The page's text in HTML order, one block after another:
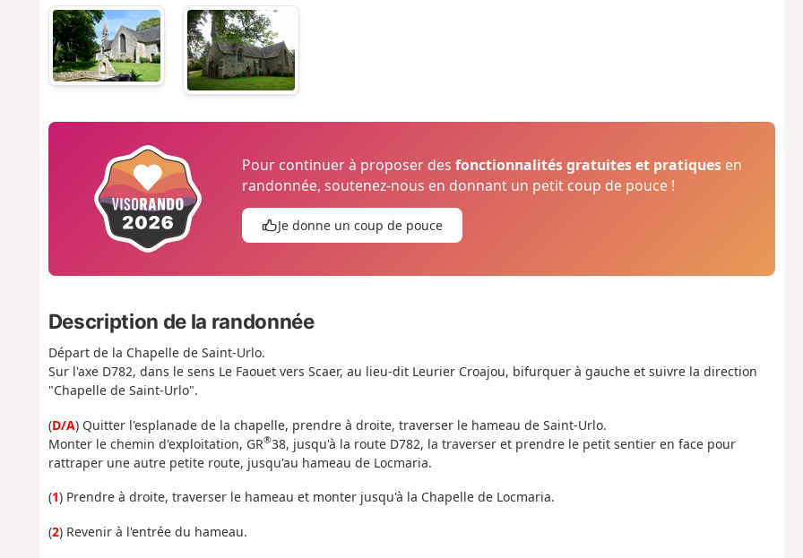
Pour continuer à proposer desfonctionnalités gratuites et pratiques en
randonnée, soutenez-nous en donnant un petit coup de pouce !
Je donne un coup de pouce
Description de la randonnée
Départ de la Chapelle de Saint-Urlo.
Sur l'axe D782, dans le sens Le Faouet vers Scaer, au lieu-dit Leurier Croajou, bifurquer à gauche et suivre la direction
"Chapelle de Saint-Urlo".
(D/A) Quitter l'esplanade de la chapelle, prendre à droite, traverser le hameau de Saint-Urlo.
Monter le chemin d'exploitation, GR®38, jusqu'à la route D782, la traverser et prendre le petit sentier en face pour
rattraper une autre petite route, jusqu'au hameau de Locmaria.
(1) Prendre à droite, traverser le hameau et monter jusqu'à la Chapelle de Locmaria.
(2) Revenir à l'entrée du hameau.